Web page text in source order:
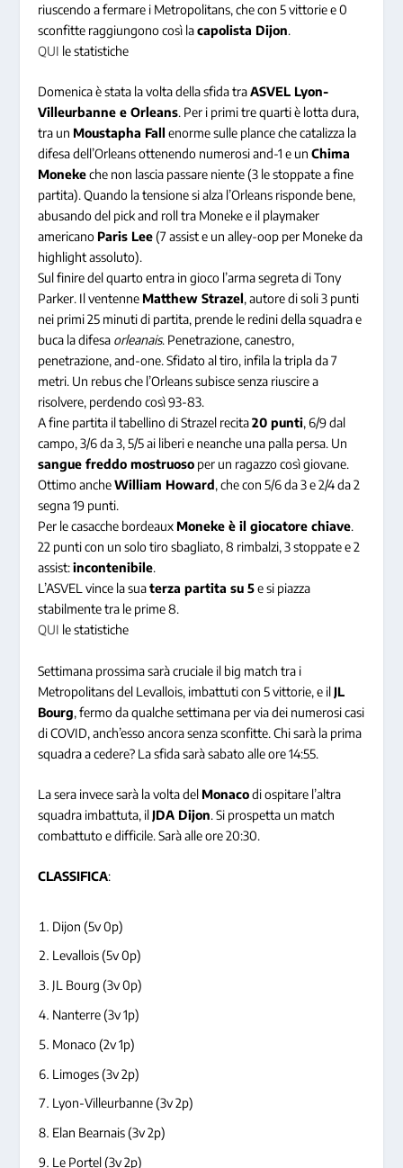
riuscendo a fermare i Metropolitans, che con 5 vittorie e 0
sconfitte raggiungono così lacapolista Dijon.
QUI le statistiche
Domenica è stata la volta della sfida traASVEL Lyon-
Villeurbanne e Orleans. Per i primi tre quarti è lotta dura,
tra un Moustapha Fall enorme sulle plance che catalizza la
difesa dell’Orleans ottenendo numerosi and-1 e unChima
Monekeche non lascia passare niente (3 le stoppate a fine
partita). Quando la tensione si alza l’Orleans risponde bene,
abusando del pick and roll tra Moneke e il playmaker
americano Paris Lee(7 assist e un alley-oop per Moneke da
highlight assoluto).
Sul finire del quarto entra in gioco l’arma segreta di Tony
Parker. Il ventenne Matthew Strazel, autore di soli 3 punti
nei primi 25 minuti di partita, prende le redini della squadra e
buca la difesa orleanais. Penetrazione, canestro,
penetrazione, and-one. Sfidato al tiro, infila la tripla da 7
metri. Un rebus che l’Orleans subisce senza riuscire a
risolvere, perdendo così 93-83.
A fine partita il tabellino di Strazel recita20 punti, 6/9 dal
campo, 3/6 da 3, 5/5 ai liberi e neanche una palla persa. Un
sangue freddo mostruoso per un ragazzo così giovane.
Ottimo ancheWilliam Howard, che con 5/6 da 3 e 2/4 da 2
segna 19 punti.
Per le casacche bordeaux Moneke è il giocatore chiave.
22 punti con un solo tiro sbagliato, 8 rimbalzi, 3 stoppate e 2
assist:incontenibile.
L’ASVEL vince la suaterza partita su 5e si piazza
stabilmente tra le prime 8.
QUI le statistiche
Settimana prossima sarà cruciale il big match tra i
Metropolitans del Levallois, imbattuti con 5 vittorie, e ilJL
Bourg, fermo da qualche settimana per via dei numerosi casi
di COVID, anch’esso ancora senza sconfitte. Chi sarà la prima
squadra a cedere? La sfida sarà sabato alle ore 14:55.
La sera invece sarà la volta del Monacodi ospitare l’altra
squadra imbattuta, ilJDA Dijon. Si prospetta un match
combattuto e difficile. Sarà alle ore 20:30.
CLASSIFICA:
Dijon (5v 0p)
Levallois (5v 0p)
JL Bourg (3v 0p)
Nanterre (3v 1p)
Monaco (2v 1p)
Limoges (3v 2p)
Lyon-Villeurbanne (3v 2p)
Elan Bearnais (3v 2p)
Le Portel (3v 2p)